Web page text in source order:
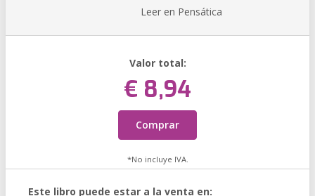
Leer en Pensática
Valor total:
€ 8,94
Comprar
*No incluye IVA.
Este libro puede estar a la venta en: